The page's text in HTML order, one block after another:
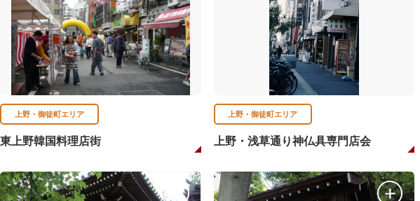
上野・御徒町エリア
東上野韓国料理店街
上野・御徒町エリア
上野・浅草通り神仏具専門店会